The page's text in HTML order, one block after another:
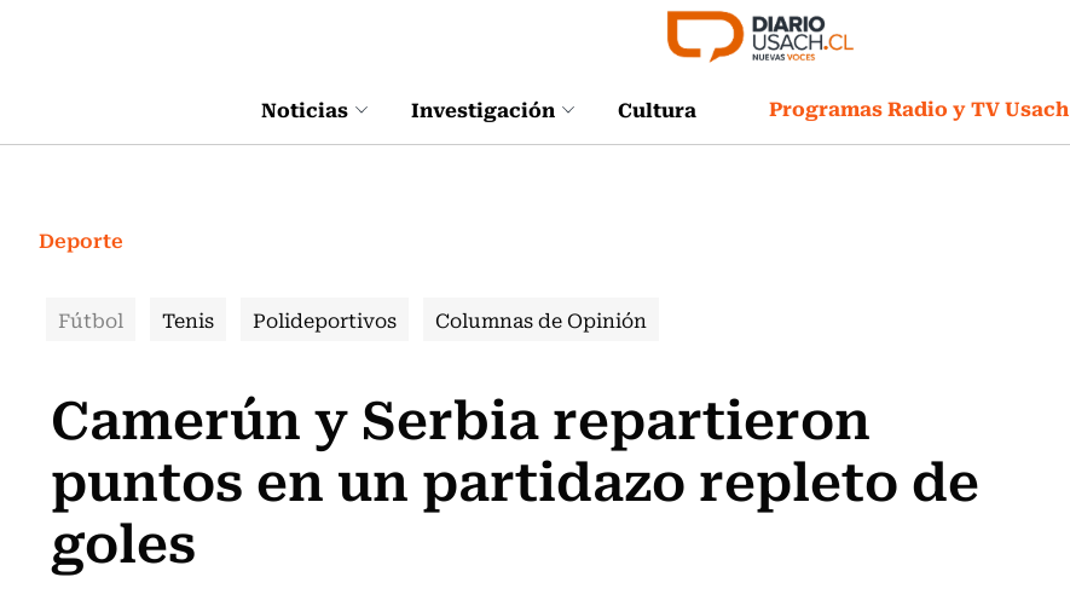
Noticias Investigación Cultura Programas Radio y TV Usach
Deporte
Fútbol Tenis Polideportivos Columnas de Opinión
Camerún y Serbia repartieron
puntos en un partidazo repleto de
goles